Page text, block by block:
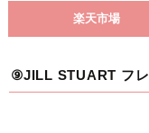
楽天市場
⑨JILL STUART フ